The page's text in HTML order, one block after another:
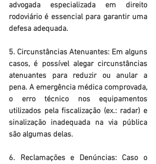
advogada especializada em direito
rodoviário é essencial para garantir uma
defesa adequada.
5. Circunstâncias Atenuantes: Em alguns
casos, é possível alegar circunstâncias
atenuantes para reduzir ou anular a
pena. A emergência médica comprovada,
o erro técnico nos equipamentos
utilizados pela fiscalização (ex.: radar) e
sinalização inadequada na via pública
são algumas delas.
6. Reclamações e Denúncias: Caso o